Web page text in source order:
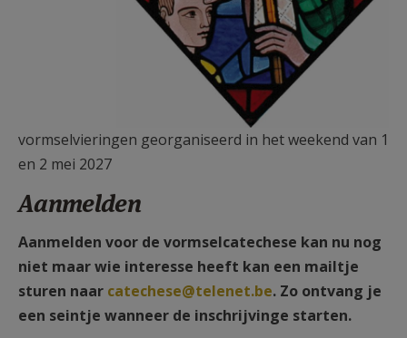
vormselvieringen georganiseerd in het weekend van 1
en 2 mei 2027
Aanmelden
Aanmelden voor de vormselcatechese kan nu nog
niet maar wie interesse heeft kan een mailtje
sturen naar catechese@telenet.be. Zo ontvang je
een seintje wanneer de inschrijvinge starten.